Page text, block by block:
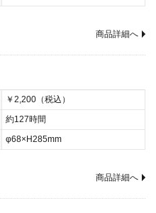
商品詳細へ
￥2,200（税込）
約127時間
φ68×H285mm
商品詳細へ